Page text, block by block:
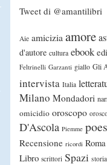
Tweet di @amantilibri
Aie amicizia amore
d'autore cultura ebook
Feltrinelli Garzanti giallo Gli
intervista Italia
Milano Mondadori
omicidio oroscopo
D'Ascola Piemme
Recensione ricordi Roma
Libro scrittori Spazi storia